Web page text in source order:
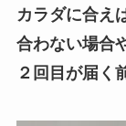
カラダに合え
合わない場合
２回目が届く